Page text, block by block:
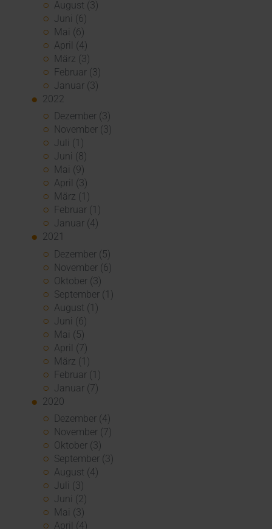
August (3)
Juni (6)
Mai (6)
April (4)
März (3)
Februar (3)
Januar (3)
2022
Dezember (3)
November (3)
Juli (1)
Juni (8)
Mai (9)
April (3)
März (1)
Februar (1)
Januar (4)
2021
Dezember (5)
November (6)
Oktober (3)
September (1)
August (1)
Juni (6)
Mai (5)
April (7)
März (1)
Februar (1)
Januar (7)
2020
Dezember (4)
November (7)
Oktober (3)
September (3)
August (4)
Juli (3)
Juni (2)
Mai (3)
April (4)